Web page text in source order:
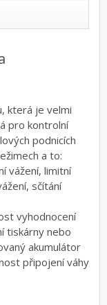
která je velmi
pro kontrolní
podnicích
a to:
vážení, limitní
sčítání
vyhodnocení
tiskárny nebo
akumulátor
připojení váhy